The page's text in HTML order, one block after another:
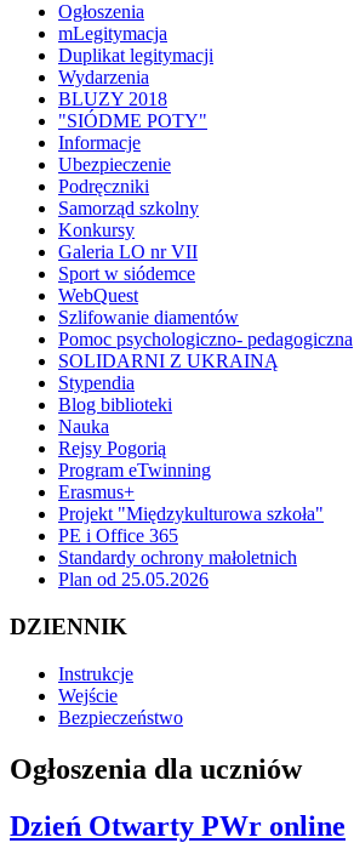
Ogłoszenia
mLegitymacja
Duplikat legitymacji
Wydarzenia
BLUZY 2018
"SIÓDME POTY"
Informacje
Ubezpieczenie
Podręczniki
Samorząd szkolny
Konkursy
Galeria LO nr VII
Sport w siódemce
WebQuest
Szlifowanie diamentów
Pomoc psychologiczno- pedagogiczna
SOLIDARNI Z UKRAINĄ
Stypendia
Blog biblioteki
Nauka
Rejsy Pogorią
Program eTwinning
Erasmus+
Projekt "Międzykulturowa szkoła"
PE i Office 365
Standardy ochrony małoletnich
Plan od 25.05.2026
DZIENNIK
Instrukcje
Wejście
Bezpieczeństwo
Ogłoszenia dla uczniów
Dzień Otwarty PWr online